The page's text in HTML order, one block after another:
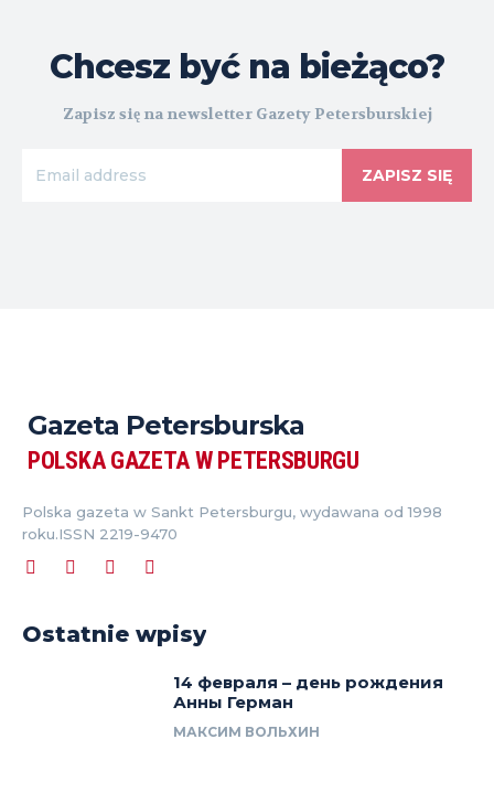
Chcesz być na bieżąco?
Zapisz się na newsletter Gazety Petersburskiej
ZAPISZ SIĘ
Gazeta Petersburska
POLSKA GAZETA W PETERSBURGU
Polska gazeta w Sankt Petersburgu, wydawana od 1998
roku.ISSN 2219-9470
Ostatnie wpisy
14 февраля – день рождения
Анны Герман
МАКСИМ ВОЛЬХИН